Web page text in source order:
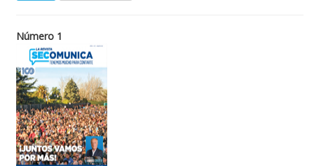
Número 1